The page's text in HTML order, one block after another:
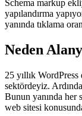
Schema markup
yapılandırma
yanında tıklama
Neden
25 yıllık
sektördeyiz.
Bunun yanında her
web sitesi